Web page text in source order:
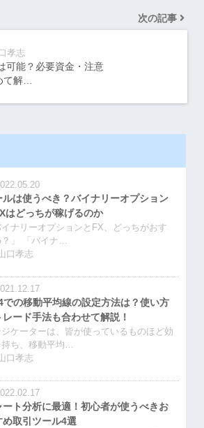
次の記事
孝志
可能？必要資金・注意
て解…
ルは使うべき？バイナリーオプション
はどっちが稼げるのか
イナリーオプションとFX、どっちがおす
？」 「バイナ…
口孝志
での移動平均線の設定方法は？使い方
レード手法も合わせて解説！
ジケーターは、皆が使っているものほど効
持ち、移動平均…
口孝志
ート分析に最適！初心者が使うべきお
め取引ツール4選